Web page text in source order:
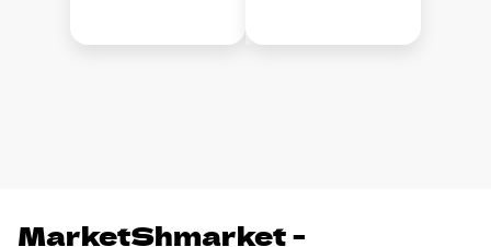
MarketShmarket -